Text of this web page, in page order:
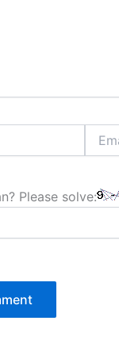
Please solve: